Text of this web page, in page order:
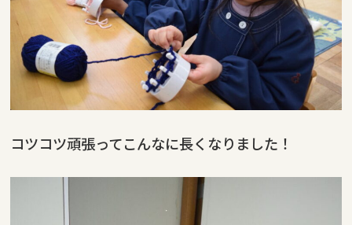
コツコツ頑張ってこんなに長くなりました！